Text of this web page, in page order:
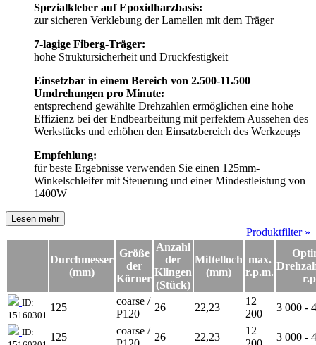
Spezialkleber auf Epoxidharzbasis:
zur sicheren Verklebung der Lamellen mit dem Träger
7-lagige Fiberg-Träger:
hohe Struktursicherheit und Druckfestigkeit
Einsetzbar in einem Bereich von 2.500-11.500
Umdrehungen pro Minute:
entsprechend gewählte Drehzahlen ermöglichen eine hohe
Effizienz bei der Endbearbeitung mit perfektem Aussehen des
Werkstücks und erhöhen den Einsatzbereich des Werkzeugs
Empfehlung:
für beste Ergebnisse verwenden Sie einen 125mm-
Winkelschleifer mit Steuerung und einer Mindestleistung von
1400W
Lesen mehr
Produktfilter »
Durchmesser
(mm)
Größe
der
Körner
Anzahl
der
Klingen
(Stück)
Mittelloch
(mm)
max.
r.p.m.
ID:
15160301
125
coarse /
P120
26 22,23
12
200
3 000 -
ID:
125
coarse /
26 22,23
12
3 000 -